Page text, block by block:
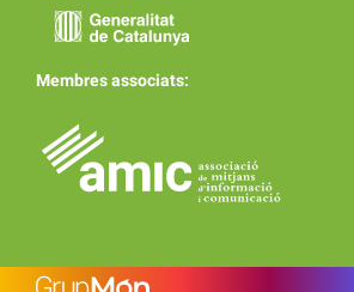
Membres associats: